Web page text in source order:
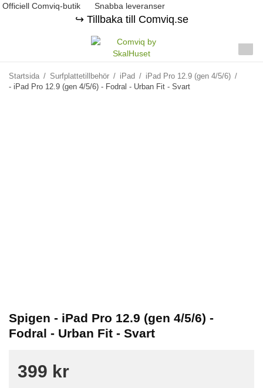
Officiell Comviq-butik Snabba leveranser
↪️ Tillbaka till Comviq.se
Startsida / Surfplattetillbehör / iPad / iPad Pro 12.9 (gen 4/5/6) /
- iPad Pro 12.9 (gen 4/5/6) - Fodral - Urban Fit - Svart
Spigen - iPad Pro 12.9 (gen 4/5/6) -
Fodral - Urban Fit - Svart
399 kr